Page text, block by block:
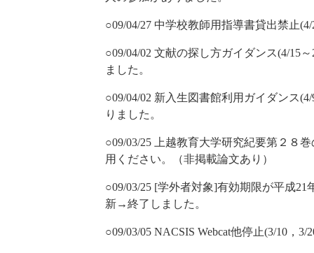
○09/04/27 中学校教師用指導書貸出禁止
○09/04/02 文献の探し方ガイダンス(4/15
ました。
○09/04/02 新入生図書館利用ガイダンス
りました。
○09/03/25 上越教育大学研究紀要第２８
用ください。（非掲載論文あり）
○09/03/25 [学外者対象]有効期限が平成
新→終了しました。
○09/03/05 NACSIS Webcat他停止(3/10，